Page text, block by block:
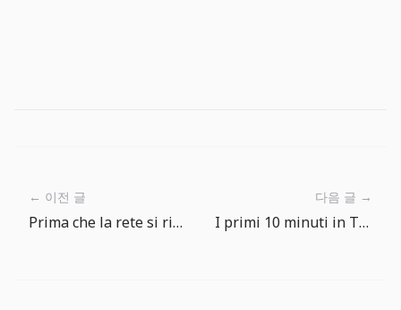
← 이전 글
Prima che la rete si riempia: un ciclo di pesca più ordinato
다음 글 →
I primi 10 minuti in The Big One: pesca, controlla, lancia di nuovo